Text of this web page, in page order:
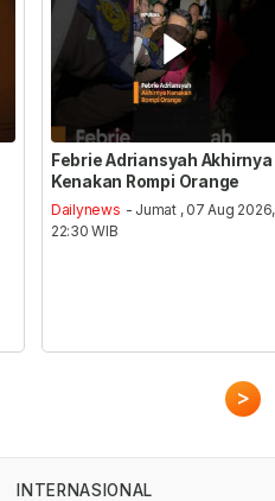
Febrie Adriansyah Akhirnya
Kenakan Rompi Orange
Dailynews - Jumat , 07 Aug 2026,
22:30 WIB
>
INTERNASIONAL